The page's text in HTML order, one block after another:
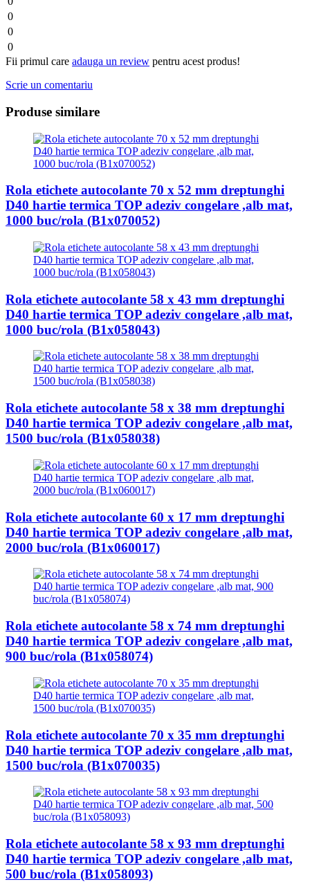
0
0
0
Fii primul care adauga un review pentru acest produs!
Scrie un comentariu
Produse similare
Rola etichete autocolante 70 x 52 mm dreptunghi
D40 hartie termica TOP adeziv congelare ,alb mat,
1000 buc/rola (B1x070052)
Rola etichete autocolante 58 x 43 mm dreptunghi
D40 hartie termica TOP adeziv congelare ,alb mat,
1000 buc/rola (B1x058043)
Rola etichete autocolante 58 x 38 mm dreptunghi
D40 hartie termica TOP adeziv congelare ,alb mat,
1500 buc/rola (B1x058038)
Rola etichete autocolante 60 x 17 mm dreptunghi
D40 hartie termica TOP adeziv congelare ,alb mat,
2000 buc/rola (B1x060017)
Rola etichete autocolante 58 x 74 mm dreptunghi
D40 hartie termica TOP adeziv congelare ,alb mat,
900 buc/rola (B1x058074)
Rola etichete autocolante 70 x 35 mm dreptunghi
D40 hartie termica TOP adeziv congelare ,alb mat,
1500 buc/rola (B1x070035)
Rola etichete autocolante 58 x 93 mm dreptunghi
D40 hartie termica TOP adeziv congelare ,alb mat,
500 buc/rola (B1x058093)